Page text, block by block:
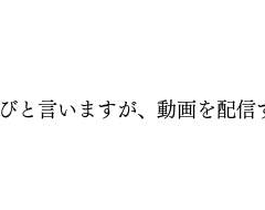
と言いますが、動画を配